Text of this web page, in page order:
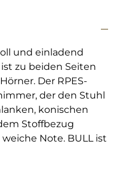
und einladend
zu beiden Seiten
Der RPES-
der den Stuhl
konischen
Stoffbezug
Note. BULL ist